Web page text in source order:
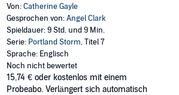
Von:Catherine Gayle
Gesprochen von:Angel Clark
Spieldauer: 9 Std. und 9 Min.
Serie: Portland Storm, Titel 7
Sprache: Englisch
Noch nicht bewertet
15,74 € oder kostenlos mit einem
Probeabo. Verlängert sich automatisch